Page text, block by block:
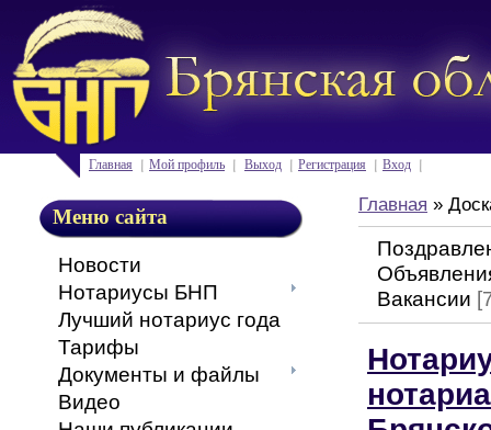
Главная Мой профиль Выход Регистрация Вход
Меню сайта
Новости
Нотариусы БНП
Лучший нотариус года
Тарифы
Документы и файлы
Видео
Главная »
Вакансии